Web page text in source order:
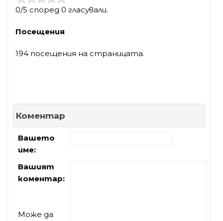
0/5 според 0 гласували.
Посещения
194 посещения на страницата.
Коментар
Вашето
име:
Вашият
коментар:
Може да